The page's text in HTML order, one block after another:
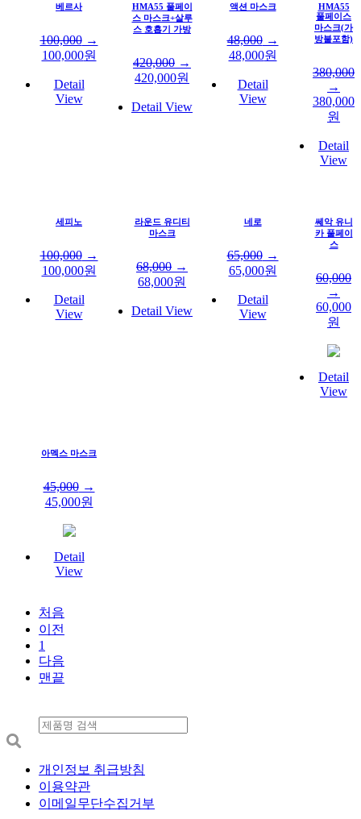
베르사
100,000→
100,000원
Detail
View
HMA55 풀페이
스 마스크+살루
스 호흡기 가방
420,000 →
420,000원
Detail View
액션 마스크
48,000→
48,000원
Detail
View
HMA55
풀페이스
마스크(가
방불포함)
380,000
→
380,000
원
Detail
View
세피노
100,000→
100,000원
Detail
View
라운드 유디티
마스크
68,000 →
68,000원
Detail View
네로
65,000→
65,000원
Detail
View
쎄악 유니
카 풀페이
스
60,000
→
60,000
원
Detail
View
아멕스 마스크
45,000→
45,000원
Detail
View
처음
이전
1
다음
맨끝
개인정보 취급방침
이용약관
이메일무단수집거부